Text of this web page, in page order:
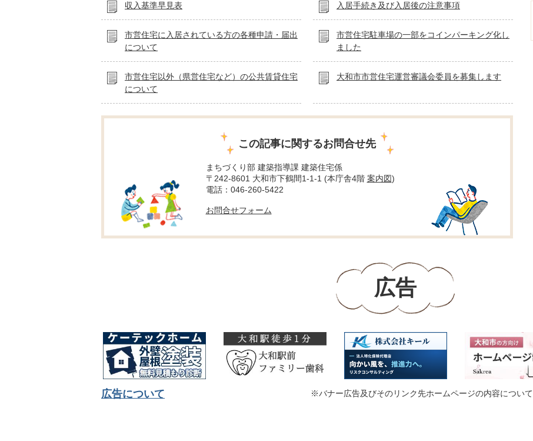
収入基準早見表 入居手続き及び入居後の注意事項
市営住宅に入居されている方の各種申請・届出
について
市営住宅駐車場の一部をコインパーキング化し
ました
市営住宅以外（県営住宅など）の公共賃貸住宅
について
大和市市営住宅運営審議会委員を募集します
この記事に関するお問合せ先
まちづくり部 建築指導課 建築住宅係
〒242-8601 大和市下鶴間1-1-1 (本庁舎4階 案内図)
電話：046-260-5422
お問合せフォーム
広告
広告について ※バナー広告及びそのリンク先ホームページの内容につい